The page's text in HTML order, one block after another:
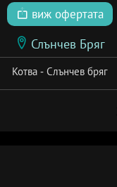
виж офертата
Слънчев Бряг
Котва - Слънчев бряг